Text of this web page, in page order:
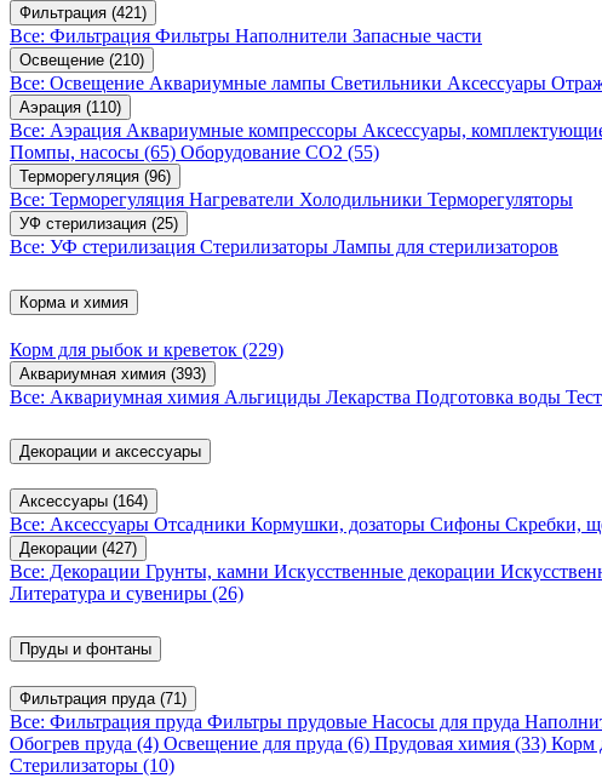
Фильтрация (421)
Все: Фильтрация Фильтры Наполнители Запасные части
Освещение (210)
Все: Освещение Аквариумные лампы Светильники Аксессуары
Аэрация (110)
Все: Аэрация Аквариумные компрессоры Аксессуары,
Помпы, насосы (65) Оборудование CO2 (55)
Терморегуляция (96)
Все: Терморегуляция Нагреватели Холодильники Терморегуляторы
УФ стерилизация (25)
Все: УФ стерилизация Стерилизаторы Лампы для стерилизаторов
Корма и химия
Корм для рыбок и креветок (229)
Аквариумная химия (393)
Все: Аквариумная химия Альгициды Лекарства Подготовка воды
Декорации и аксессуары
Аксессуары (164)
Все: Аксессуары Отсадники Кормушки, дозаторы Сифоны Скребки,
Декорации (427)
Все: Декорации Грунты, камни Искусственные декорации
Литература и сувениры (26)
Пруды и фонтаны
Фильтрация пруда (71)
Все: Фильтрация пруда Фильтры прудовые Насосы для пруда
Обогрев пруда (4) Освещение для пруда (6) Прудовая химия (33) Корм
Стерилизаторы (10)